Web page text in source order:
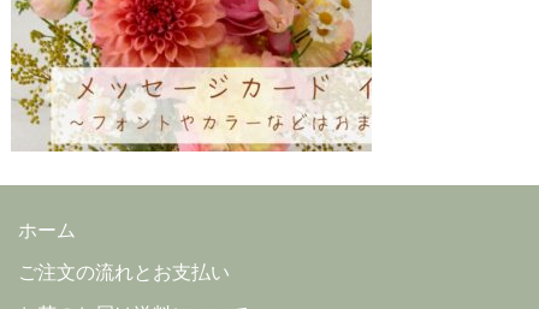
ホーム
ご注文の流れとお支払い